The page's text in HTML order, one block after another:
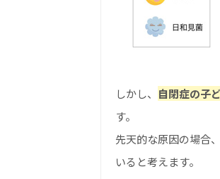
しかし、 自閉症の子
す。
先天的な原因の場合
いると考えます。